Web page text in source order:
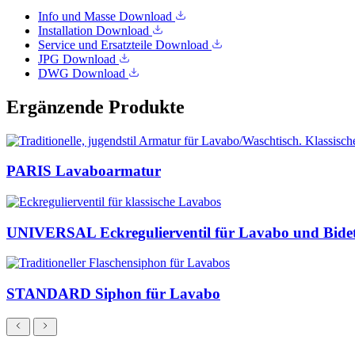
Info und Masse Download
Installation Download
Service und Ersatzteile Download
JPG Download
DWG Download
Ergänzende Produkte
PARIS Lavaboarmatur
UNIVERSAL Eckregulierventil für Lavabo und
STANDARD Siphon für Lavabo